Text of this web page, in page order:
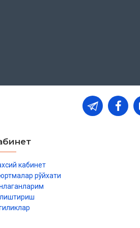
уларга ишора қилинмаган. Бу
Нажм, Иншиқоқ ва Алақ сураларидаги
Дин ишлари бўйича қўмитанинг
хулосаси асосида чоп этилди
кабинет
рўйхати